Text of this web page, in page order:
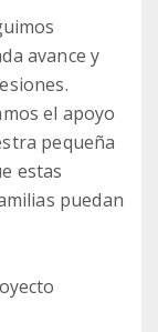
avance y
el apoyo
pequeña
estas
puedan